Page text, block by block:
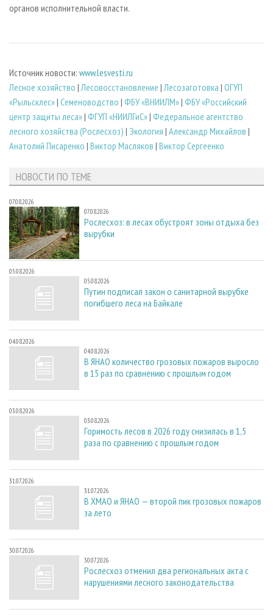
органов исполнительной власти.
Источник новости: www.lesvesti.ru
Лесное хозяйство |Лесовосстановление |Лесозаготовка | ОГУП
«Рыльсклес»| Семеноводство | ФБУ «ВНИИЛМ»| ФБУ «Российский
центр защиты леса»| ФГУП «НИИЛГиС»| Федеральное агентство
лесного хозяйства (Рослесхоз) | Экология | Александр Михайлов |
Анатолий Писаренко | Виктор Масляков | Виктор Сергеенко
НОВОСТИ ПО ТЕМЕ
07.08.2026
07.08.2026
Рослесхоз: в лесах обустроят зоны отдыха без
вырубки
05.08.2026
05.08.2026
Путин подписал закон о санитарной вырубке
погибшего леса на Байкале
04.08.2026
04.08.2026
В ЯНАО количество грозовых пожаров выросло
в 15 раз по сравнению с прошлым годом
03.08.2026
03.08.2026
Горимость лесов в 2026 году снизилась в 1,5
раза по сравнению с прошлым годом
31.07.2026
31.07.2026
В ХМАО и ЯНАО — второй пик грозовых пожаров
за лето
30.07.2026
30.07.2026
Рослесхоз отменил два региональных акта с
нарушениями лесного законодательства